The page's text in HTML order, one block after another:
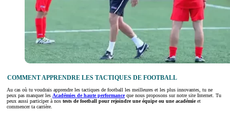
COMMENT APPRENDRE LES TACTIQUES DE FOOTBALL
Au cas où tu voudrais apprendre les tactiques de football les meilleures et les plus innovantes, tu ne
peux pas manquer les Académies de haute performanceque nous proposons sur notre site Internet. Tu
peux aussi participer à nos tests de football pour rejoindre une équipe ou une académieet
commencer ta carrière.